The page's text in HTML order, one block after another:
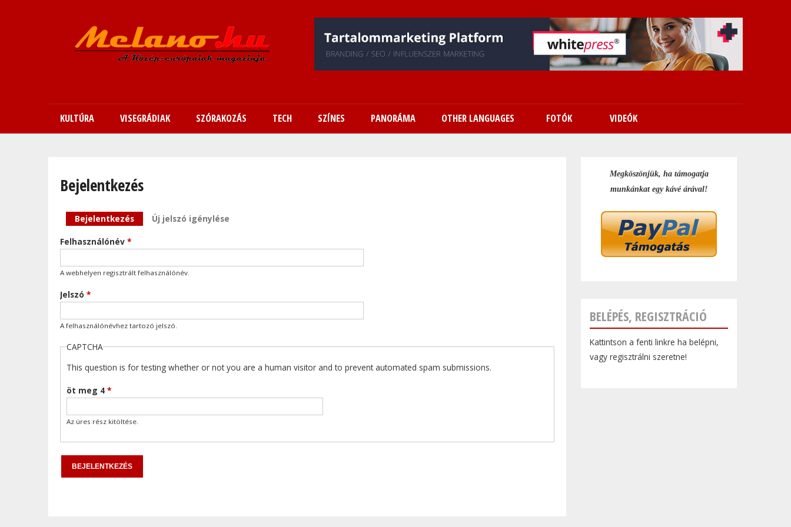
tartalomra
KULTÚRA VISEGRÁDIAK SZÓRAKOZÁS TECH SZÍNES PANORÁMA OTHER LANGUAGES FOTÓK VIDEÓK
Bejelentkezés
Elsődleges fülek
Bejelentkezés (aktív fül)
Új jelszó igénylése
Felhasználónév *
A webhelyen regisztrált felhasználónév.
Jelszó *
A felhasználónévhez tartozó jelszó.
CAPTCHA
This question is for testing whether or not you are a human visitor and to prevent automated spam submissions.
öt meg 4 *
Az üres rész kitöltése.
Megköszönjük, ha támogatja
munkánkat egy kávé árával!
BELÉPÉS, REGISZTRÁCIÓ
Kattintson a fenti linkre ha belépni,
vagy regisztrálni szeretne!